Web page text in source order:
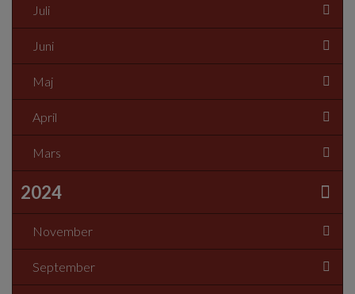
Juli
Juni
Maj
April
Mars
2024
November
September